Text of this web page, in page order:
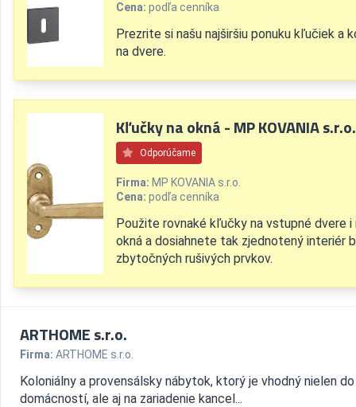
Cena: podľa cenníka
Prezrite si našu najširšiu ponuku kľučiek a
na dvere.
Kľučky na okná - MP KOVANIA s.r.o.
Odporúčame
Firma: MP KOVANIA s.r.o.
Cena: podľa cenníka
Použite rovnaké kľučky na vstupné dvere i
okná a dosiahnete tak zjednotený interiér
zbytočných rušivých prvkov.
ARTHOME s.r.o.
Firma: ARTHOME s.r.o.
Koloniálny a provensálsky nábytok, ktorý je vhodný nielen do
domácností, ale aj na zariadenie kancel...